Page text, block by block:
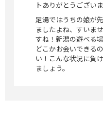
トありがとうござい
足湯ではうちの娘が
ましたよね、すいま
すね！新潟の遊べる
どこかお会いできる
い！こんな状況に負
ましょう。